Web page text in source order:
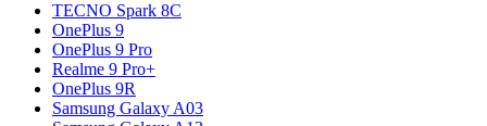
TECNO Spark 8C
OnePlus 9
OnePlus 9 Pro
Realme 9 Pro+
OnePlus 9R
Samsung Galaxy A03